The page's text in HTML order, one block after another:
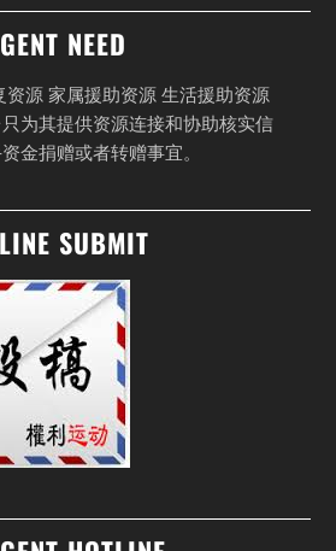
NEED
源 家属援助资源 生活援助资源
为其提供资源连接和协助核实信
金捐赠或者转赠事宜。
SUBMIT